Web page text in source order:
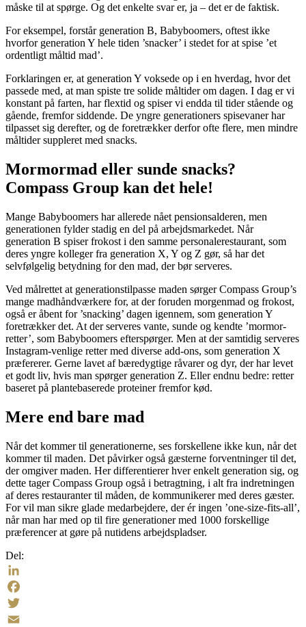
måske til at spørge. Og det enkelte svar er, ja – det er de faktisk.
For eksempel, forstår generation B, Babyboomers, oftest ikke
hvorfor generation Y hele tiden ’snacker’ i stedet for at spise ’et
ordentligt måltid mad’.
Forklaringen er, at generation Y voksede op i en hverdag, hvor det
passede med, at man spiste tre solide måltider om dagen. I dag er vi
konstant på farten, har flextid og spiser vi endda til tider stående og
gående, fremfor siddende. De yngre generationers spisevaner har
tilpasset sig derefter, og de foretrækker derfor ofte flere, men mindre
måltider suppleret med snacks.
Mormormad eller sunde snacks?
Compass Group kan det hele!
Mange Babyboomers har allerede nået pensionsalderen, men
generationen fylder stadig en del på arbejdsmarkedet. Når
generation B spiser frokost i den samme personalerestaurant, som
deres yngre kolleger fra generation X, Y og Z gør, så har det
selvfølgelig betydning for den mad, der bør serveres.
Ved målrettet at generationstilpasse maden sørger Compass Group’s
mange madhåndværkere for, at der foruden morgenmad og frokost,
også er åbent for ’snacking’ dagen igennem, som generation Y
foretrækker det. At der serveres vante, sunde og kendte ’mormor-
retter’, som Babyboomers efterspørger. Men at der samtidig serveres
Instagram-venlige retter med diverse add-ons, som generation X
præfererer. Gerne lavet af bæredygtige råvarer og dyr, der har levet
et godt liv, hvis man spørger generation Z. Eller endnu bedre: retter
baseret på plantebaserede proteiner fremfor kød.
Mere end bare mad
Når det kommer til generationerne, ses forskellene ikke kun, når det
kommer til maden. Det påvirker også gæsterne forventninger til det,
der omgiver maden. Her differentierer hver enkelt generation sig, og
dette tager Compass Group også i betragtning, i alt fra indretningen
af deres restauranter til måden, de kommunikerer med deres gæster.
For vil man sikre glade medarbejdere, der ér ingen ’one-size-fits-all’,
når man har med op til fire generationer med 1000 forskellige
præferencer at gøre på nutidens arbejdspladser.
Del:
LinkedIn
Facebook
Twitter